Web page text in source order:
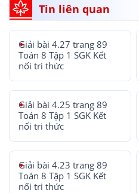
Tin liên quan
Giải bài 4.27 trang 89
Toán 8 Tập 1 SGK Kết
nối tri thức
Giải bài 4.25 trang 89
Toán 8 Tập 1 SGK Kết
nối tri thức
Giải bài 4.23 trang 89
Toán 8 Tập 1 SGK Kết
nối tri thức